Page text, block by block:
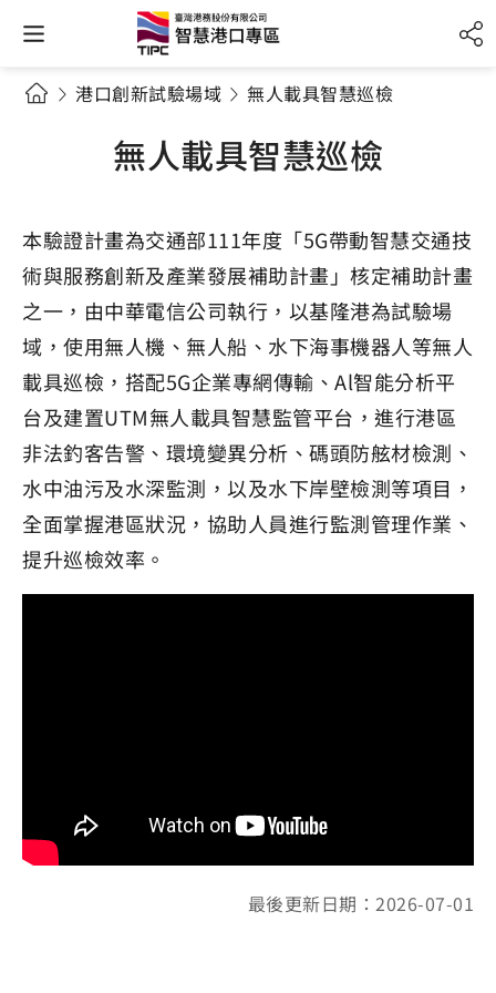
港口創新試驗場域 無人載具智慧巡檢
無人載具智慧巡檢
本驗證計畫為交通部111年度「5G帶動智慧交通技
術與服務創新及產業發展補助計畫」核定補助計畫
之一，由中華電信公司執行，以基隆港為試驗場
域，使用無人機、無人船、水下海事機器人等無人
載具巡檢，搭配5G企業專網傳輸、Al智能分析平
台及建置UTM無人載具智慧監管平台，進行港區
非法釣客告警、環境變異分析、碼頭防舷材檢測、
水中油污及水深監測，以及水下岸壁檢測等項目，
全面掌握港區狀況，協助人員進行監測管理作業、
提升巡檢效率。
最後更新日期：2026-07-01